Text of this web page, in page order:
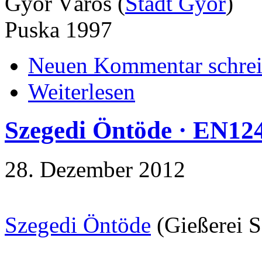
Puska 1997
Neuen Kommentar
Weiterlesen
Szegedi Öntöde ·
28. Dezember 2012
Szegedi Öntöde (Gießerei